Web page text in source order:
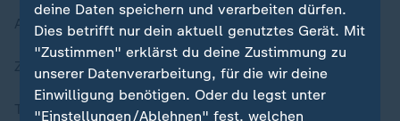
Aktuelle Sendungs-Videos
ZDFheute Stories
Themen im Überblick
deine Daten speichern und verarbeiten dürfen.
Dies betrifft nur dein aktuell genutztes Gerät. Mit
"Zustimmen" erklärst du deine Zustimmung zu
unserer Datenverarbeitung, für die wir deine
Einwilligung benötigen. Oder du legst unter
"Einstellungen/Ablehnen" fest, welchen